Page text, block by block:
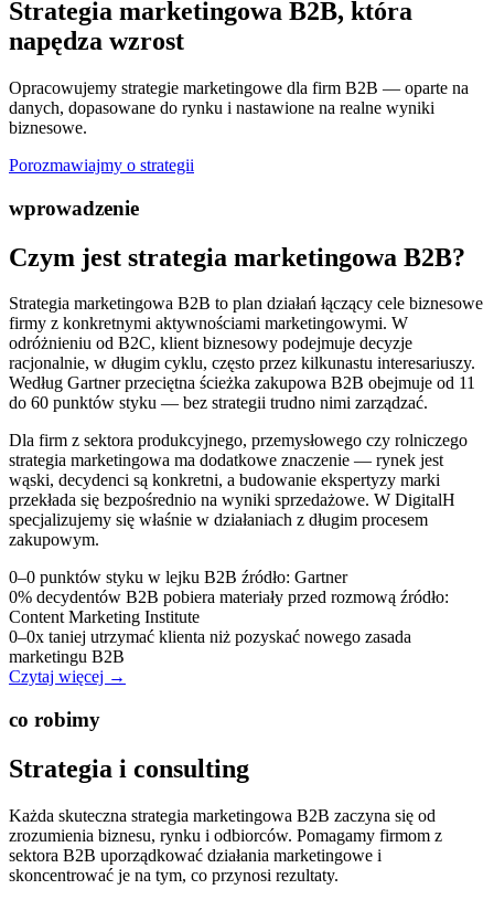
Strategia marketingowa B2B, która
napędza wzrost
Opracowujemy strategie marketingowe dla firm B2B — oparte na
danych, dopasowane do rynku i nastawione na realne wyniki
biznesowe.
Porozmawiajmy o strategii
wprowadzenie
Czym jest strategia marketingowa B2B?
Strategia marketingowa B2B to plan działań łączący cele biznesowe
firmy z konkretnymi aktywnościami marketingowymi. W
odróżnieniu od B2C, klient biznesowy podejmuje decyzje
racjonalnie, w długim cyklu, często przez kilkunastu interesariuszy.
Według Gartner przeciętna ścieżka zakupowa B2B obejmuje od 11
do 60 punktów styku — bez strategii trudno nimi zarządzać.
Dla firm z sektora produkcyjnego, przemysłowego czy rolniczego
strategia marketingowa ma dodatkowe znaczenie — rynek jest
wąski, decydenci są konkretni, a budowanie ekspertyzy marki
przekłada się bezpośrednio na wyniki sprzedażowe. W DigitalH
specjalizujemy się właśnie w działaniach z długim procesem
zakupowym.
0–0 punktów styku w lejku B2B źródło: Gartner
0% decydentów B2B pobiera materiały przed rozmową źródło:
Content Marketing Institute
0–0x taniej utrzymać klienta niż pozyskać nowego zasada
marketingu B2B
Czytaj więcej →
co robimy
Strategia i consulting
Każda skuteczna strategia marketingowa B2B zaczyna się od
zrozumienia biznesu, rynku i odbiorców. Pomagamy firmom z
sektora B2B uporządkować działania marketingowe i
skoncentrować je na tym, co przynosi rezultaty.